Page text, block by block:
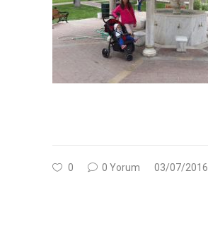
0 0 Yorum 03/07/2016